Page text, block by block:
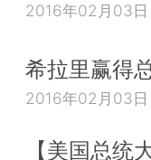
2016年02月03日
希拉里赢得
2016年02月03日
【美国总统